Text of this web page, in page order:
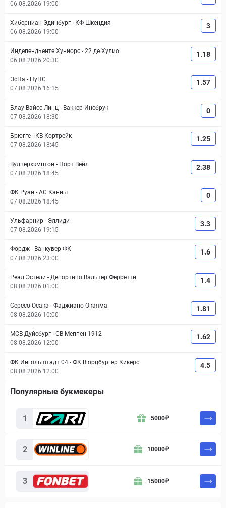
06.08.2026 19:00
Хиберниан Эдинбург - КФ Шкендия
06.08.2026 19:00
3
Индепендьенте Хуниорс - 22 де Хулио
06.08.2026 20:30
1.18
ЭсПа - НуПС
07.08.2026 16:15
1.57
Блау Вайсс Линц - Ваккер Инсбрук
07.08.2026 18:30
0
Брюгге - КВ Кортрейк
07.08.2026 18:45
1.25
Вулверхэмптон - Порт Вейл
07.08.2026 18:45
2.38
ФК Руан - АС Канны
07.08.2026 18:45
0
Ульфарнир - Эллиди
07.08.2026 19:15
3.3
Фордж - Ванкувер ФК
07.08.2026 23:00
1.6
Реал Эстели - Депортиво Вальтер Ферретти
08.08.2026 01:00
1.4
Сересо Осака - Фаджиано Окаяма
08.08.2026 10:00
1.81
МСВ Дуйсбург - СВ Меппен 1912
08.08.2026 12:00
1.62
ФК Ингольштадт 04 - ФК Вюрцбургер Кикерс
08.08.2026 12:00
4.5
Популярные букмекеры
1 5000₽
2 10000₽
3 15000₽